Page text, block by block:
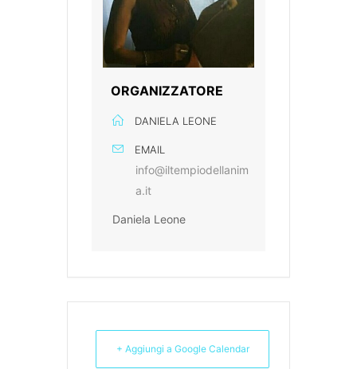
ORGANIZZATORE
DANIELA LEONE
EMAIL
info@iltempiodellanim
a.it
Daniela Leone
+ Aggiungi a Google Calendar